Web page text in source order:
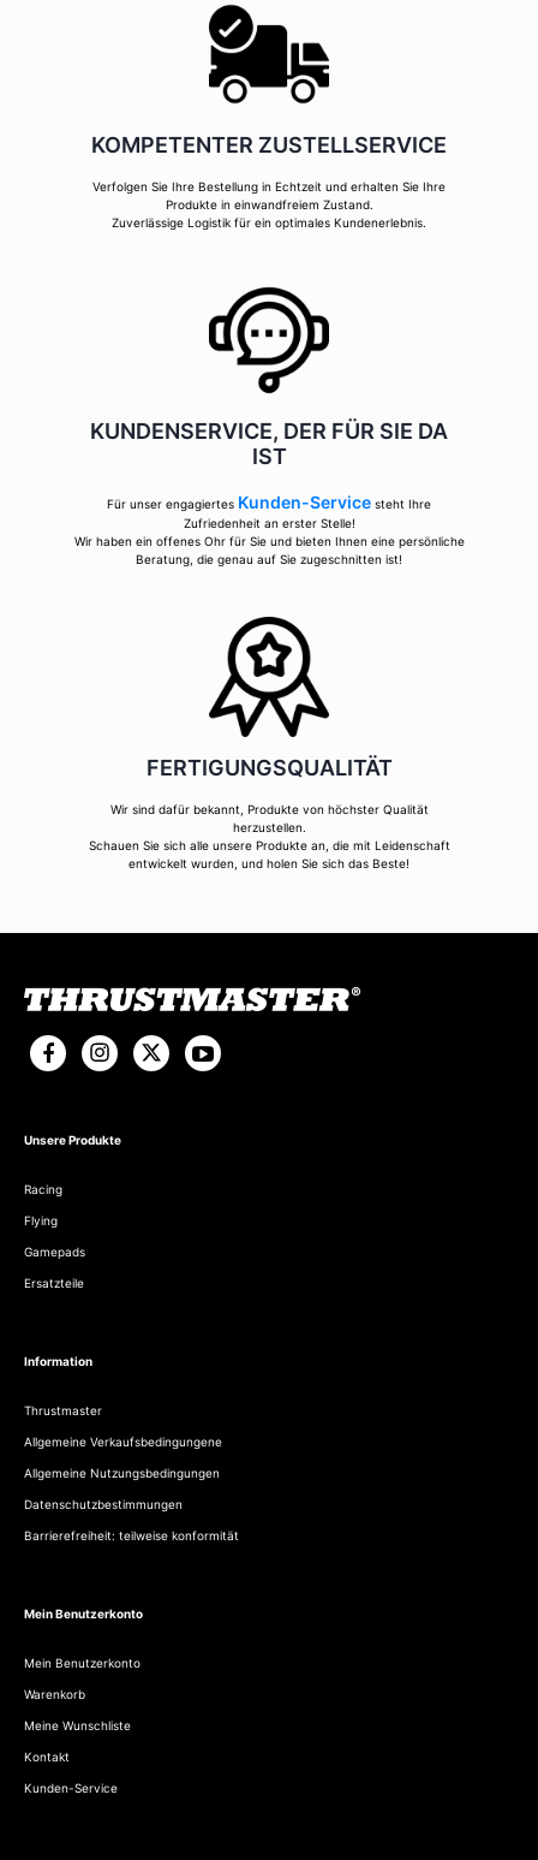
KOMPETENTER ZUSTELLSERVICE
Verfolgen Sie Ihre Bestellung in Echtzeit und erhalten Sie Ihre
Produkte in einwandfreiem Zustand.
Zuverlässige Logistik für ein optimales Kundenerlebnis.
KUNDENSERVICE, DER FÜR SIE DA
IST
Für unser engagiertes Kunden-Service steht Ihre
Zufriedenheit an erster Stelle!
Wir haben ein offenes Ohr für Sie und bieten Ihnen eine persönliche
Beratung, die genau auf Sie zugeschnitten ist!
FERTIGUNGSQUALITÄT
Wir sind dafür bekannt, Produkte von höchster Qualität
herzustellen.
Schauen Sie sich alle unsere Produkte an, die mit Leidenschaft
entwickelt wurden, und holen Sie sich das Beste!
Unsere Produkte
Racing
Flying
Gamepads
Ersatzteile
Information
Thrustmaster
Allgemeine Verkaufsbedingungene
Allgemeine Nutzungsbedingungen
Datenschutzbestimmungen
Barrierefreiheit: teilweise konformität
Mein Benutzerkonto
Mein Benutzerkonto
Warenkorb
Meine Wunschliste
Kontakt
Kunden-Service